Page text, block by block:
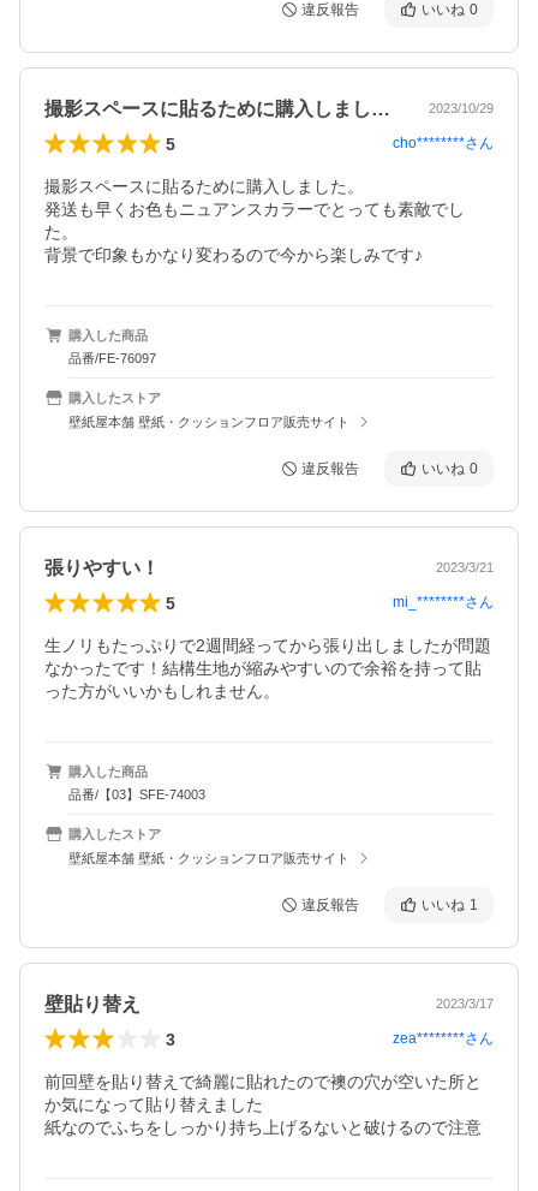
違反報告 いいね 0
撮影スペースに貼るために購入しました。… 2023/10/29
5 cho********さん
撮影スペースに貼るために購入しました。
発送も早くお色もニュアンスカラーでとっても素敵でし
た。
背景で印象もかなり変わるので今から楽しみです♪
購入した商品
品番/FE-76097
購入したストア
壁紙屋本舗 壁紙・クッションフロア販売サイト
違反報告 いいね 0
張りやすい！ 2023/3/21
5 mi_********さん
生ノリもたっぷりで2週間経ってから張り出しましたが問題
なかったです！結構生地が縮みやすいので余裕を持って貼
った方がいいかもしれません。
購入した商品
品番/【03】SFE-74003
購入したストア
壁紙屋本舗 壁紙・クッションフロア販売サイト
違反報告 いいね 1
壁貼り替え 2023/3/17
3 zea********さん
前回壁を貼り替えで綺麗に貼れたので襖の穴が空いた所と
か気になって貼り替えました
紙なのでふちをしっかり持ち上げるないと破けるので注意